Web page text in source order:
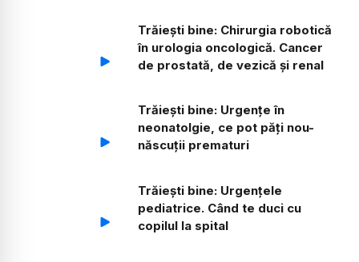
Trăiești bine: Chirurgia robotică
în urologia oncologică. Cancer
de prostată, de vezică și renal
Trăiești bine: Urgențe în
neonatolgie, ce pot păți nou-
născuții prematuri
Trăiești bine: Urgențele
pediatrice. Când te duci cu
copilul la spital